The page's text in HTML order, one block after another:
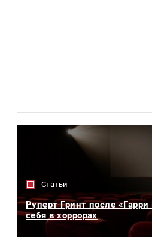
Статьи
Руперт Гринт после
себя в хоррорах